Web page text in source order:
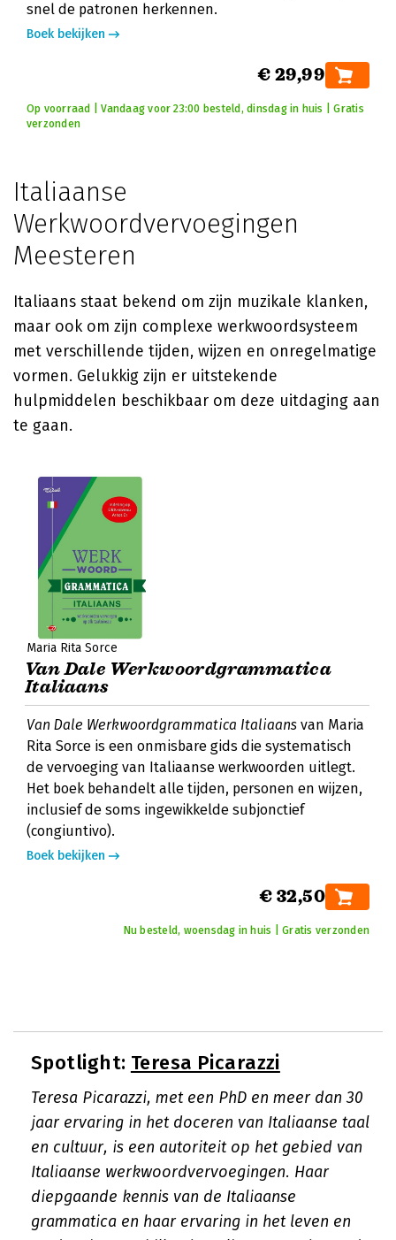
snel de patronen herkennen.
Boek bekijken
€ 29,99
Op voorraad | Vandaag voor 23:00 besteld, dinsdag in huis | Gratis
verzonden
Italiaanse
Werkwoordvervoegingen
Meesteren
Italiaans staat bekend om zijn muzikale klanken,
maar ook om zijn complexe werkwoordsysteem
met verschillende tijden, wijzen en onregelmatige
vormen. Gelukkig zijn er uitstekende
hulpmiddelen beschikbaar om deze uitdaging aan
te gaan.
Maria Rita Sorce
Van Dale Werkwoordgrammatica
Italiaans
Van Dale Werkwoordgrammatica Italiaans van Maria
Rita Sorce is een onmisbare gids die systematisch
de vervoeging van Italiaanse werkwoorden uitlegt.
Het boek behandelt alle tijden, personen en wijzen,
inclusief de soms ingewikkelde subjonctief
(congiuntivo).
Boek bekijken
€ 32,50
Nu besteld, woensdag in huis | Gratis verzonden
Spotlight: Teresa Picarazzi
Teresa Picarazzi, met een PhD en meer dan 30
jaar ervaring in het doceren van Italiaanse taal
en cultuur, is een autoriteit op het gebied van
Italiaanse werkwoordvervoegingen. Haar
diepgaande kennis van de Italiaanse
grammatica en haar ervaring in het leven en